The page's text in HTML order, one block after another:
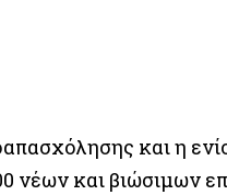
και η
νέων και βιώσιμων